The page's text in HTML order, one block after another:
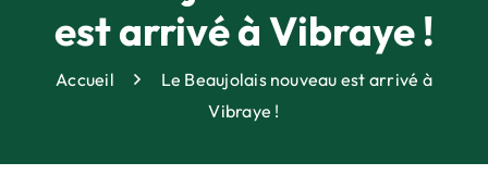
ACTUALITÉS
ORGANISATION
DES SOINS
& VIE SOCIALE
est arrivé à Vibraye !
Accueil
Le Beaujolais nouveau est arrivé à
Vibraye !